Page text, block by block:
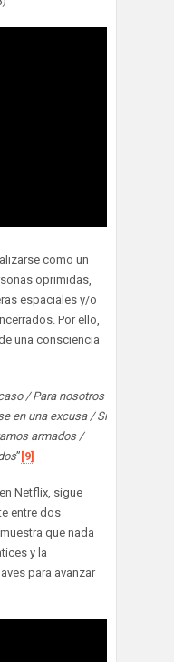
como un
oprimidas,
espaciales y/o
Por ello,
una consciencia
/ Para nosotros
en una excusa / Si
armados /
” [9]
Netflix, sigue
entre dos
que nada
y la
para avanzar